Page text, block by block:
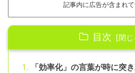
記事内に広告が含まれて
目次
「効率化」の言葉が時に突